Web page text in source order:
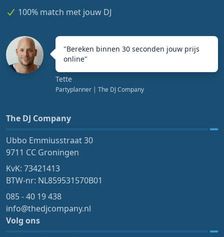
100% match met jouw DJ
"Bereken binnen 30 seconden jouw prijs
online"
Tette
Partyplanner | The DJ Company
The DJ Company
Ubbo Emmiusstraat 30
9711 CC Groningen
KvK: 73421413
BTW-nr: NL859531570B01
085 - 40 19 438
info@thedjcompany.nl
Volg ons